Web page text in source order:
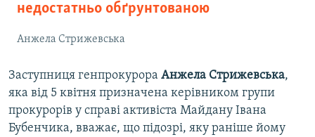
недостатньо обґрунтованою
Анжела Стрижевська
Заступниця генпрокурора Анжела Стрижевська,
яка від 5 квітня призначена керівником групи
прокурорів у справі активіста Майдану Івана
Бубенчика, вважає, що підозрі, яку раніше йому